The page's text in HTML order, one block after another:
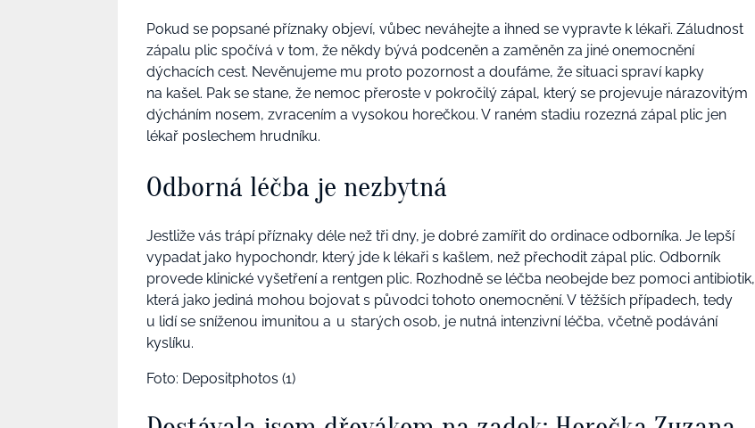
Pokud se popsané příznaky objeví, vůbec neváhejte a ihned se vypravte k lékaři. Záludnost
zápalu plic spočívá v tom, že někdy bývá podceněn a zaměněn za jiné onemocnění
dýchacích cest. Nevěnujeme mu proto pozornost a doufáme, že situaci spraví kapky
na kašel. Pak se stane, že nemoc přeroste v pokročilý zápal, který se projevuje nárazovitým
dýcháním nosem, zvracením a vysokou horečkou. V raném stadiu rozezná zápal plic jen
lékař poslechem hrudníku.
Odborná léčba je nezbytná
Jestliže vás trápí příznaky déle než tři dny, je dobré zamířit do ordinace odborníka. Je lepší
vypadat jako hypochondr, který jde k lékaři s kašlem, než přechodit zápal plic. Odborník
provede klinické vyšetření a rentgen plic. Rozhodně se léčba neobejde bez pomoci antibiotik,
která jako jediná mohou bojovat s původci tohoto onemocnění. V těžších případech, tedy
u lidí se sníženou imunitou a u starých osob, je nutná intenzivní léčba, včetně podávání
kyslíku.
Foto: Depositphotos (1)